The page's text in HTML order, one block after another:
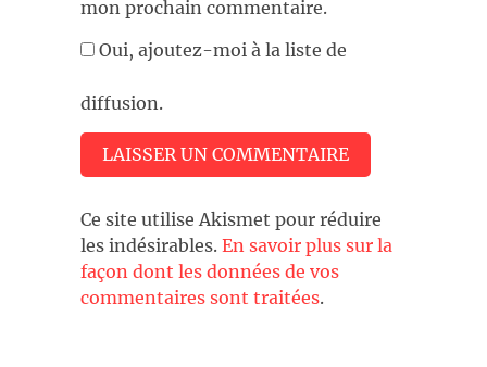
mon prochain commentaire.
Oui, ajoutez-moi à la liste de
diffusion.
Ce site utilise Akismet pour réduire
les indésirables. En savoir plus sur la
façon dont les données de vos
commentaires sont traitées.